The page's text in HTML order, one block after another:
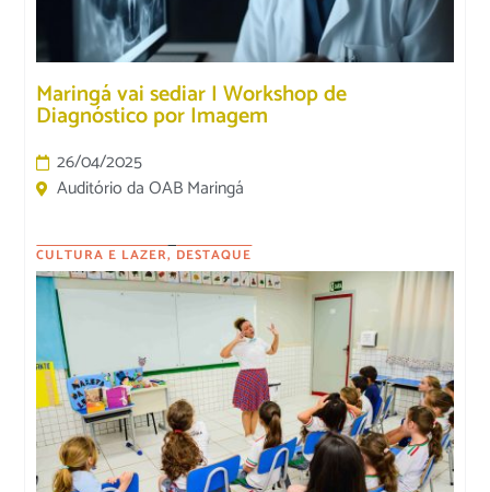
Maringá vai sediar I Workshop de
Diagnóstico por Imagem
26/04/2025
Auditório da OAB Maringá
CULTURA E LAZER, DESTAQUE